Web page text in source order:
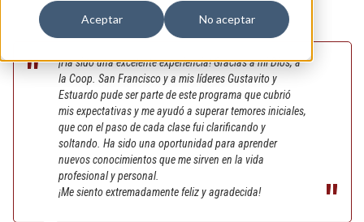
Aceptar
No aceptar
¡Ha sido una excelente experiencia! Gracias a mi Dios, a
la Coop. San Francisco y a mis líderes Gustavito y
Estuardo pude ser parte de este programa que cubrió
mis expectativas y me ayudó a superar temores iniciales,
que con el paso de cada clase fui clarificando y
soltando. Ha sido una oportunidad para aprender
nuevos conocimientos que me sirven en la vida
profesional y personal.
¡Me siento extremadamente feliz y agradecida!